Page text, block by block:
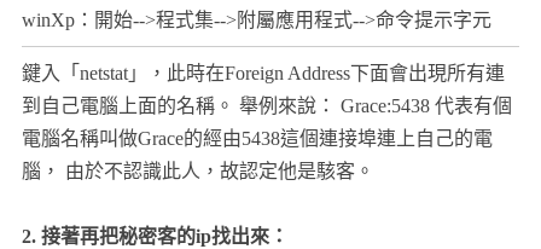
winXp：開始-->程式集-->附屬應用程式-->命令提示字元
鍵入「netstat」，此時在Foreign Address下面會出現所有連
到自己電腦上面的名稱。 舉例來說： Grace:5438 代表有個
電腦名稱叫做Grace的經由5438這個連接埠連上自己的電
腦， 由於不認識此人，故認定他是駭客。
2. 接著再把秘密客的ip找出來：